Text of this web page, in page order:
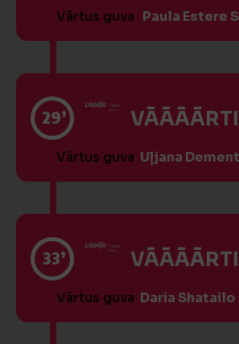
Vārtus guva Paula Estere
29’
Vārtus guva Uļjana
33’
Vārtus guva Daria Shatailo